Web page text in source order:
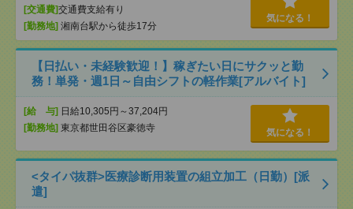
[交通費]交通費支給有り
[勤務地] 湘南台駅から徒歩17分
気になる！
【日払い・未経験歓迎！】稼ぎたい日にサクッと勤
務！単発・週1日～自由シフトの軽作業[アルバイト]
[給 与] 日給10,305円～37,204円
[勤務地] 東京都世田谷区豪徳寺 気になる！
<タイパ抜群>医療診断用装置の組立加工（日勤）[派
遣]